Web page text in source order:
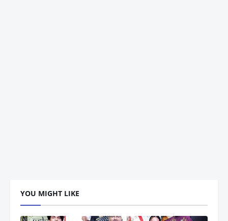
YOU MIGHT LIKE